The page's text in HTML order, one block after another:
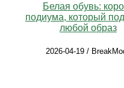
Белая обувь:
подиума, который
любой образ
2026-04-19 /